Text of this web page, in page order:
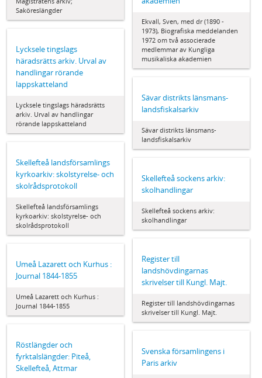
Ekvall, Sven, med dr (1890 -
1973), Biografiska meddelanden
1972 om två associerade
medlemmar av Kungliga
musikaliska akademien
Saköreslängder
Lycksele tingslags
häradsrätts arkiv. Urval av
handlingar rörande
lappskatteland
Lycksele tingslags häradsrätts
arkiv. Urval av handlingar
rörande lappskatteland
Sävar distrikts länsmans-
landsfiskalsarkiv
Sävar distrikts länsmans-
landsfiskalsarkiv
Skellefteå landsförsamlings
kyrkoarkiv: skolstyrelse- och
skolrådsprotokoll
Skellefteå landsförsamlings
kyrkoarkiv: skolstyrelse- och
skolrådsprotokoll
Skellefteå sockens arkiv:
skolhandlingar
Skellefteå sockens arkiv:
skolhandlingar
Register till
landshövdingarnas
skrivelser till Kungl. Majt.
Register till landshövdingarnas
skrivelser till Kungl. Majt.
Umeå Lazarett och Kurhus :
Journal 1844-1855
Umeå Lazarett och Kurhus :
Journal 1844-1855
Röstlängder och
fyrktalslängder: Piteå,
Skellefteå, Attmar
Svenska församlingens i
Paris arkiv